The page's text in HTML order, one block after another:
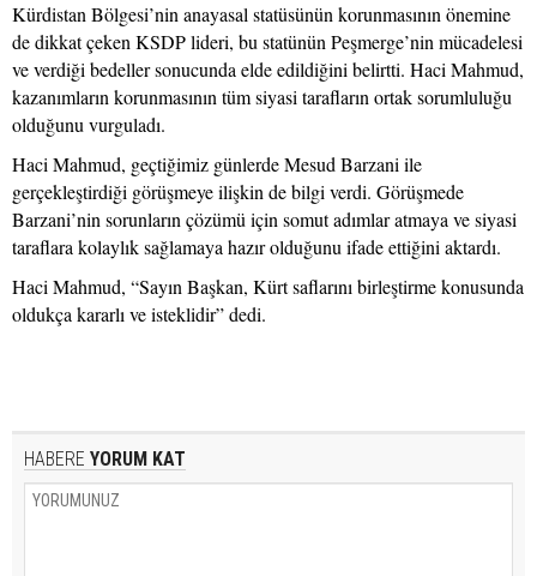
Kürdistan Bölgesi’nin anayasal statüsünün korunmasının önemine
de dikkat çeken KSDP lideri, bu statünün Peşmerge’nin mücadelesi
ve verdiği bedeller sonucunda elde edildiğini belirtti. Haci Mahmud,
kazanımların korunmasının tüm siyasi tarafların ortak sorumluluğu
olduğunu vurguladı.
Haci Mahmud, geçtiğimiz günlerde Mesud Barzani ile
gerçekleştirdiği görüşmeye ilişkin de bilgi verdi. Görüşmede
Barzani’nin sorunların çözümü için somut adımlar atmaya ve siyasi
taraflara kolaylık sağlamaya hazır olduğunu ifade ettiğini aktardı.
Haci Mahmud, “Sayın Başkan, Kürt saflarını birleştirme konusunda
oldukça kararlı ve isteklidir” dedi.
HABERE YORUM KAT